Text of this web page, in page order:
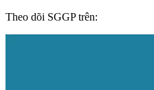
Theo dõi SGGP trên: